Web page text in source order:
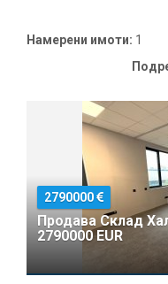
Намерени имоти: 1
2790000
Продава Склад
2790000 EUR